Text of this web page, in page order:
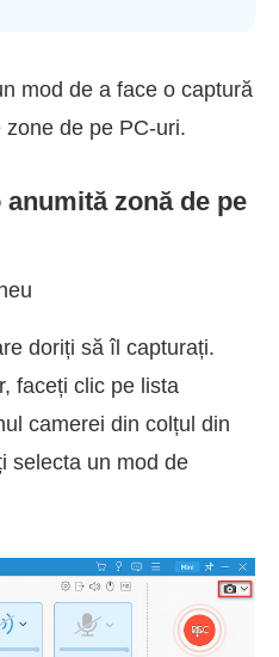
mod de a face o captură
de pe PC-uri.
zonă de pe
doriți să îl capturați.
faceți clic pe lista
camerei din colțul din
selecta un mod de